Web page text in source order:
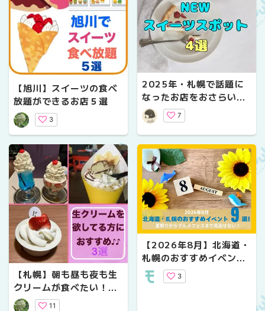
【旭川】スイーツの食べ
放題ができるお店５選
3
2025年・札幌で話題に
なったお店をおさらい！
NEWスイーツスポット4
選
7
【札幌】朝も昼も夜も生
クリームが食べたい！お
すすめスイーツ３選
11
【2026年8月】北海道・
札幌のおすすめイベント
9選｜夏祭りからグルメ
フェスまで見逃せない！
3